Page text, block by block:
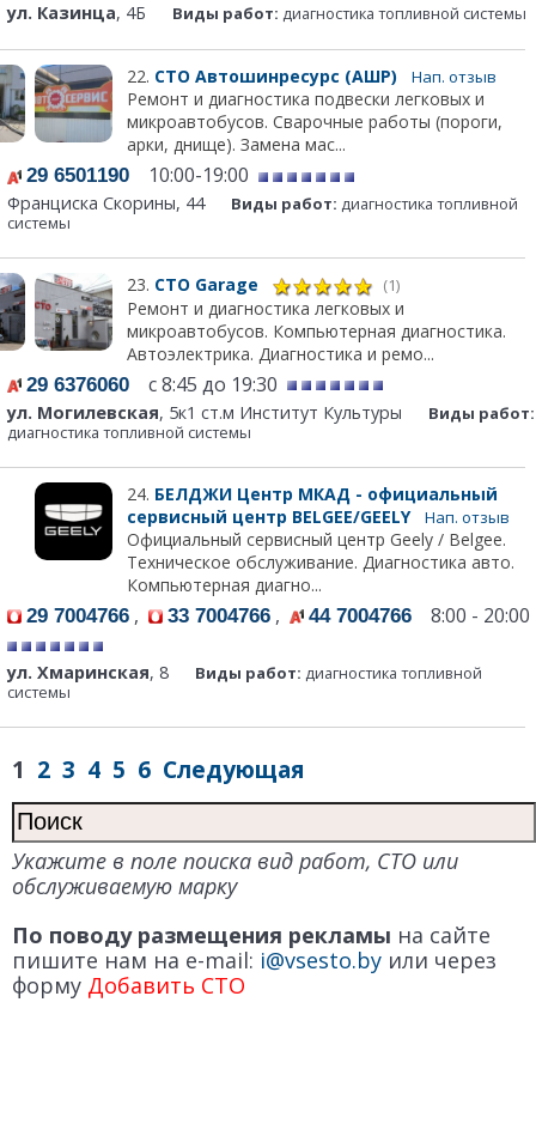
ул. Казинца, 4Б Виды работ: диагностика топливной системы
22. СТО Автошинресурс (АШР) Нап. отзыв
Ремонт и диагностика подвески легковых и
микроавтобусов. Сварочные работы (пороги,
арки, днище). Замена мас...
29 6501190 10:00-19:00
Франциска Скорины, 44 Виды работ: диагностика топливной
системы
23. СТО Garage (1)
Ремонт и диагностика легковых и
микроавтобусов. Компьютерная диагностика.
Автоэлектрика. Диагностика и ремо...
29 6376060 с 8:45 до 19:30
ул. Могилевская, 5к1 ст.м Институт Культуры
Виды работ:
диагностика топливной системы
24. БЕЛДЖИ Центр МКАД - официальный
сервисный центр BELGEE/GEELY
Нап. отзыв
Официальный сервисный центр Geely / Belgee.
Техническое обслуживание. Диагностика авто.
Компьютерная диагно...
29 7004766 , 33 7004766 , 44 7004766 8:00 - 20:00
ул. Хмаринская, 8 Виды работ: диагностика топливной
системы
1 2 3 4 5 6 Следующая
Укажите в поле поиска вид работ, СТО или
обслуживаемую марку
По поводу размещения рекламы на сайте
пишите нам на e-mail: i@vsesto.by или через
форму Добавить СТО